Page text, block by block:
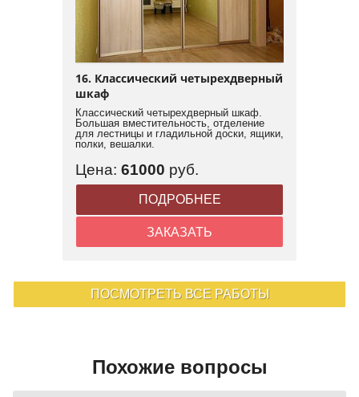
16. Классический четырехдверный
шкаф
Классический четырехдверный шкаф.
Большая вместительность, отделение
для лестницы и гладильной доски, ящики,
полки, вешалки.
Цена: 61000 руб.
ПОДРОБНЕЕ
ЗАКАЗАТЬ
ПОСМОТРЕТЬ ВСЕ РАБОТЫ
Похожие вопросы